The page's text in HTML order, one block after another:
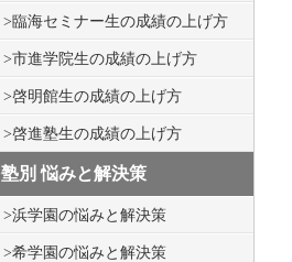
臨海セミナー生の成績の上げ方
市進学院生の成績の上げ方
啓明館生の成績の上げ方
啓進塾生の成績の上げ方
塾別 悩みと解決策
浜学園の悩みと解決策
希学園の悩みと解決策